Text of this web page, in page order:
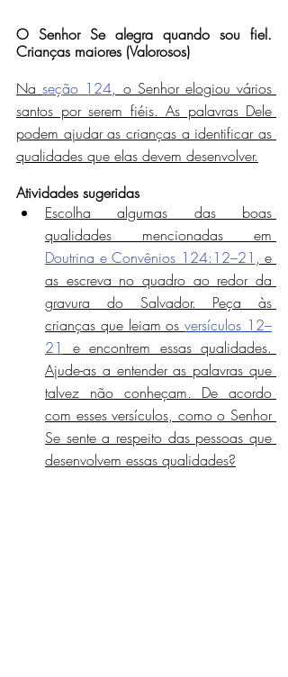
O Senhor Se alegra quando sou fiel.
Crianças maiores (Valorosos)
Na seção 124, o Senhor elogiou vários
santos por serem fiéis. As palavras Dele
podem ajudar as crianças a identificar as
qualidades que elas devem desenvolver.
Atividades sugeridas
Escolha algumas das boas
Doutrina e Convênios 124:12–21 , e
as escreva no quadro ao redor da
gravura do Salvador. Peça às
crianças que leiam os versículos 12–
21
e encontrem essas qualidades.
Ajude-as a entender as palavras que
talvez não conheçam. De acordo
com esses versículos, como o Senhor
Se sente a respeito das pessoas que
desenvolvem essas qualidades?